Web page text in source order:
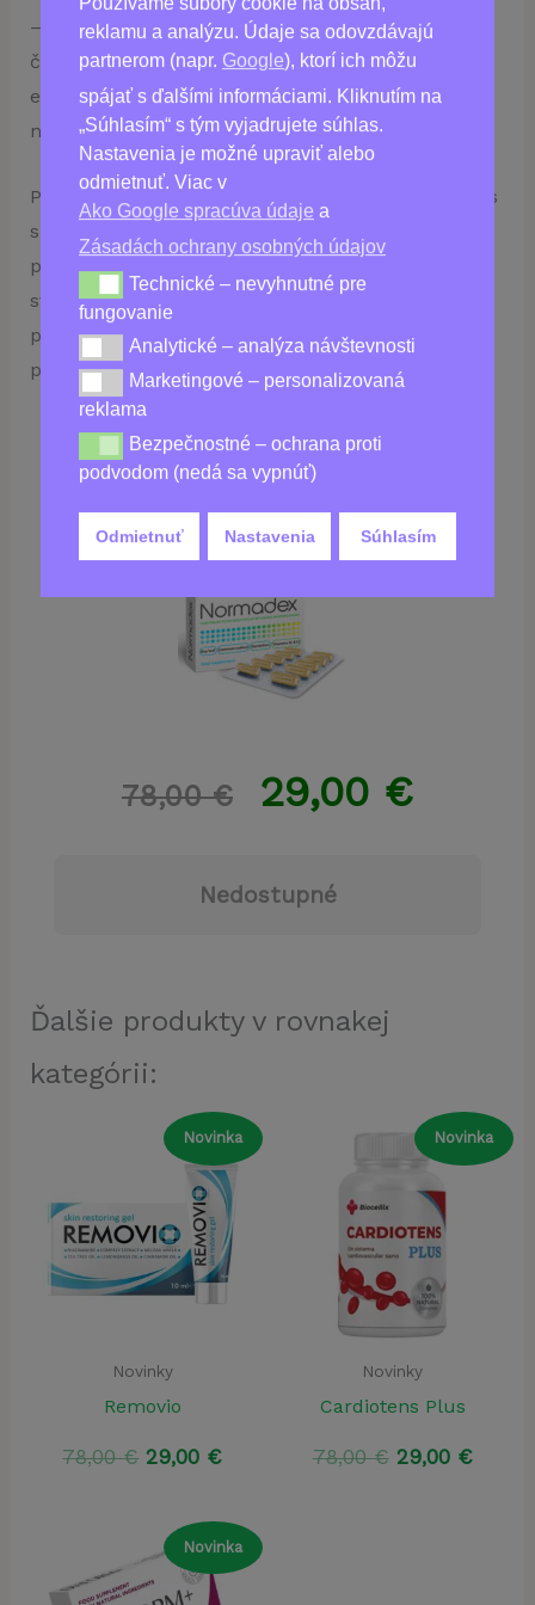
reklamu a analýzu. Údaje sa odovzdávajú
partnerom (napr. Google), ktorí ich môžu
spájať s ďalšími informáciami. Kliknutím na
„Súhlasím“ s tým vyjadrujete súhlas.
Nastavenia je možné upraviť alebo
odmietnuť. Viac v
Ako Google spracúva údaje a
Zásadách ochrany osobných údajov
Technické – nevyhnutné pre fungovanie
Technické – nevyhnutné pre
fungovanie
Analytické – analýza návštevnosti
Analytické – analýza návštevnosti
Marketingové – personalizovaná reklama
Marketingové – personalizovaná
reklama
Bezpečnostné – ochrana proti podvodom (nedá sa
Bezpečnostné – ochrana proti
podvodom (nedá sa vypnúť)
Odmietnuť Nastavenia Súhlasím
– pre každého, kto chce preventívne bojovať proti
črevným červom a parazitom, zvýšiť hladinu
energie, zlepšiť vzhľad svojich vlasov, pokožky a
nechtov alebo posilniť zdravie tráviaceho traktu!
Prevezmite kontrolu nad svojou vitalitou ešte dnes
s Normadex Kapsulami; vašou jedinou zastávkou
pre obnovenie parity v tele! Prírodná zmes
starodávnych prostriedkov je dokonale vyvážená
pre všetky vekové kategórie – prečo ju nevyskúšať
práve teraz!?
Kúpiť Normadex
78,00€ 29,00 €
Nedostupné
Ďalšie produkty v rovnakej
kategórii:
Novinka
Novinky
Removio
78,00€ Pôvodná
78,00 €.
29,00 €Aktuálna
29,00 €.
Novinka
Novinky
Cardiotens Plus
78,00€ Pôvodná
29,00 €
Novinka